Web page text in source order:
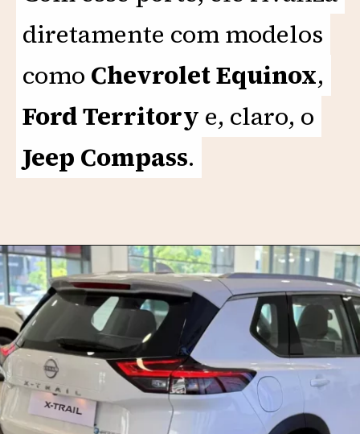
diretamente com modelos
como Chevrolet Equinox,
Ford Territory e, claro, o
Jeep Compass.
diretamente com modelos
como Chevrolet Equinox,
Ford Territory e, claro, o
Jeep Compass.
Opening